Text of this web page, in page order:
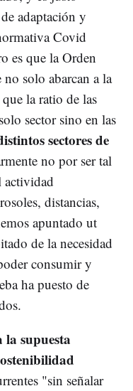
adaptación y
Covid
es que la Orden
no solo abarcan a la
la ratio de las
sector sino en las
sectores de
no por ser tal
actividad
distancias,
apuntado ut
de la necesidad
consumir y
ha puesto de
la supuesta
"sin señalar